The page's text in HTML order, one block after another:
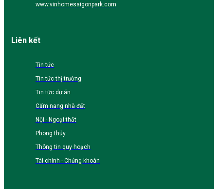
www.vinhomesaigonpark.com
Liên kết
Tin tức
Tin tức thị trường
Tin tức dự án
Cẩm nang nhà đất
Nội - Ngoại thất
Phong thủy
Thông tin quy hoạch
Tài chính - Chứng khoán